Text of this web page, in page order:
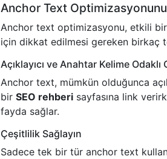
Anchor Text
Anchor text optimizasyonu, etkili bir
için dikkat edilmesi gereken birkaç
Açıklayıcı ve Anahtar Kelime Odaklı
Anchor text, mümkün olduğunca
bir SEO rehberi sayfasına link
fayda sağlar.
Çeşitlilik Sağlayın
Sadece tek bir tür anchor text